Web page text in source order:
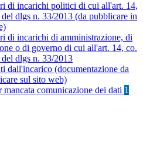
di incarichi politici di cui all'art. 14,
dlgs n. 33/2013 (da pubblicare in
di incarichi di amministrazione, di
o di governo di cui all'art. 14, co.
del dlgs n. 33/2013
dall'incarico (documentazione da
sul sito web)
mancata comunicazione dei dati 1